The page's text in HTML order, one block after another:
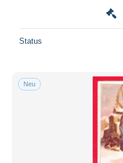
Status
Neu